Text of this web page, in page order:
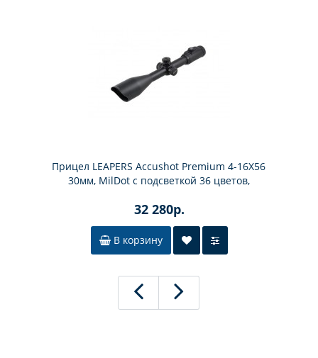
Прицел LEAPERS Accushot Premium 4-16X56
30мм, MilDot с подсветкой 36 цветов,
32 280р.
В корзину